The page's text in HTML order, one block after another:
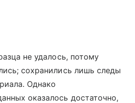
не удалось, потому
сохранились лишь следы
Однако
оказалось достаточно,